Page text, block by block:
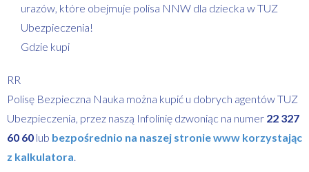
urazów, które obejmuje polisa NNW dla dziecka w TUZ
Ubezpieczenia!
Gdzie kupi
RR
Polisę Bezpieczna Nauka można kupić u dobrych agentów TUZ
Ubezpieczenia, przez naszą Infolinię dzwoniąc na numer 22 327
60 60 lub bezpośrednio na naszej stronie www korzystając
z kalkulatora.